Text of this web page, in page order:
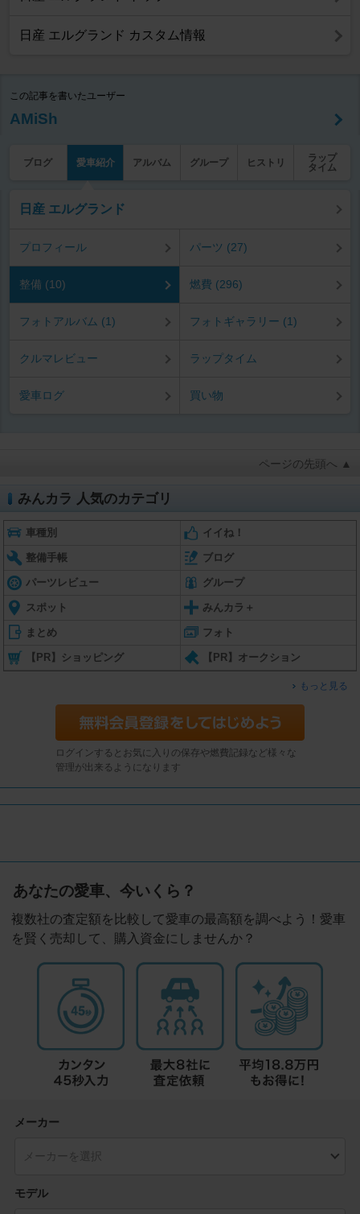
日産 エルグランド カスタム情報
この記事を書いたユーザー
AMiSh
ブログ 愛車紹介 アルバム グループ ヒストリ
ラップ
タイム
日産 エルグランド
プロフィール パーツ (27)
整備 (10) 燃費 (296)
フォトアルバム (1) フォトギャラリー (1)
クルマレビュー ラップタイム
愛車ログ 買い物
ページの先頭へ ▲
みんカラ 人気のカテゴリ
車種別 イイね！
整備手帳 ブログ
パーツレビュー グループ
スポット みんカラ＋
まとめ フォト
【PR】ショッピング 【PR】オークション
もっと見る
ログインするとお気に入りの保存や燃費記録など様々な
管理が出来るようになります
あなたの愛車、今いくら？
複数社の査定額を比較して愛車の最高額を調べよう！愛車
を賢く売却して、購入資金にしませんか？
メーカー
モデル